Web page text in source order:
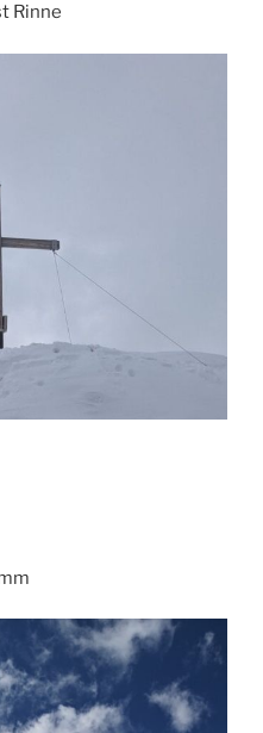
Rinne